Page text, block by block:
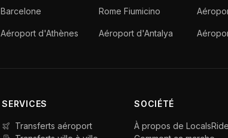
Barcelone Rome Fiumicino
Aéroport d'Athènes Aéroport d'Antalya
SERVICES
Transferts aéroport
SOCIÉTÉ
À propos de